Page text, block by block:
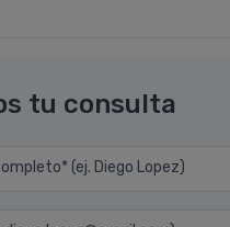
tu consulta
(ej. Diego Lopez)